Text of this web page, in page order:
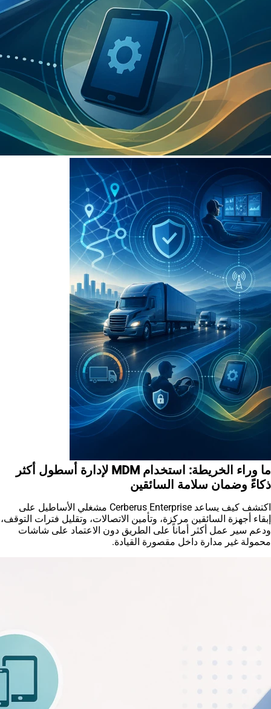
ما وراء الخريطة: استخدام MDM لإدارة أسطول أكثر
ذكاءً وضمان سلامة السائقين
اكتشف كيف يساعد Cerberus Enterprise مشغلي الأساطيل على
إبقاء أجهزة السائقين مركزة، وتأمين الاتصالات، وتقليل فترات التوقف،
ودعم سير عمل أكثر أماناً على الطريق دون الاعتماد على شاشات
محمولة غير مدارة داخل مقصورة القيادة.